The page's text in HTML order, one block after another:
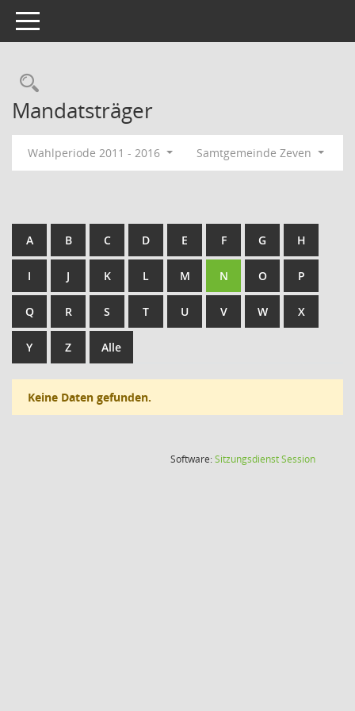
Toggle navigation
Rechercheauswahl
Mandatsträger
Wahlperiode 2011 - 2016 Samtgemeinde Zeven
A B C D E F G H
I J K L M N O P
Q R S T U V W X
Y Z Alle
Keine Daten gefunden.
Software:SitzungsdienstSession(Wird in